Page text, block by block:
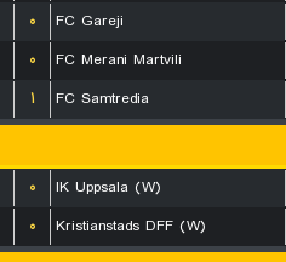
۰
FC Gareji
۰
FC Merani Martvili
۱
FC Samtredia
۰
IK Uppsala (W)
۰
Kristianstads DFF (W)